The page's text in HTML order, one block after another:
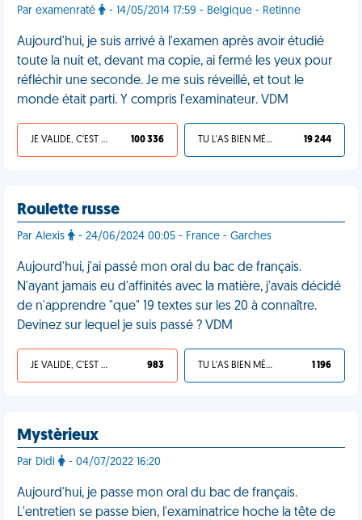
Par examenraté - 14/05/2014 17:59 - Belgique - Retinne
Aujourd'hui, je suis arrivé à l'examen après avoir étudié
toute la nuit et, devant ma copie, ai fermé les yeux pour
réfléchir une seconde. Je me suis réveillé, et tout le
monde était parti. Y compris l'examinateur. VDM
JE VALIDE, C'EST UNE VDM 100 336 TU L'AS BIEN MÉRITÉ 19 244
Roulette russe
Par Alexis - 24/06/2024 00:05 - France - Garches
Aujourd'hui, j'ai passé mon oral du bac de français.
N'ayant jamais eu d'affinités avec la matière, j'avais décidé
de n'apprendre "que" 19 textes sur les 20 à connaître.
Devinez sur lequel je suis passé ? VDM
JE VALIDE, C'EST UNE VDM 983 TU L'AS BIEN MÉRITÉ 1 196
Mystèrieux
Par Didi - 04/07/2022 16:20
Aujourd'hui, je passe mon oral du bac de français.
L'entretien se passe bien, l'examinatrice hoche la tête de